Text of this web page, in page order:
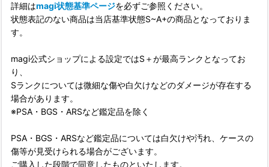
詳細はmagi状態基準ページを必ずご参照ください。
状態表記のない商品は当店基準状態S~A+の商品となっておりま
す。
magi公式ショップによる設定ではS＋が最高ランクとなってお
り、
Sランクについては微細な傷や白欠けなどのダメージが存在する
場合があります。
※PSA・BGS・ARSなど鑑定品を除く
PSA・BGS・ARSなど鑑定品については白欠けや汚れ、ケースの
傷等が見受けられる場合がございます。
ご購入した段階で同意したものといたします。